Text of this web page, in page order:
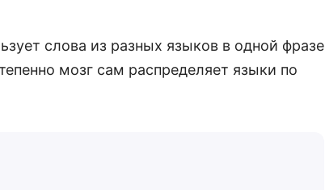
слова из разных языков в одной фразе
мозг сам распределяет языки по